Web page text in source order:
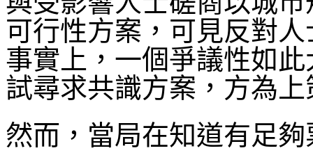
可行性方案，可見反對
事實上，一個爭議性如
試尋求共識方案，方為上
然而，當局在知道有足